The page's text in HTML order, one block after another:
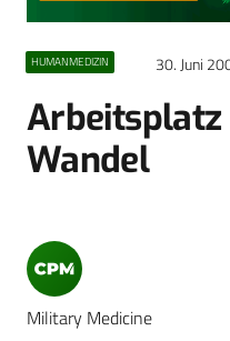
HUMANMEDIZIN 30. Juni
Arbeitsplatz
Wandel
Military Medicine